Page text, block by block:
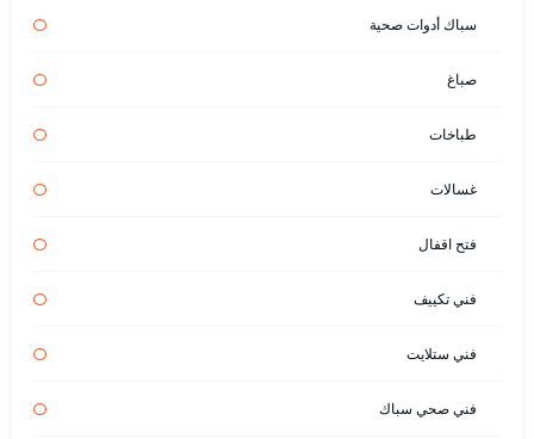
سباك أدوات صحية
صباغ
طباخات
غسالات
فتح اقفال
فني تكييف
فني ستلايت
فني صحي سباك